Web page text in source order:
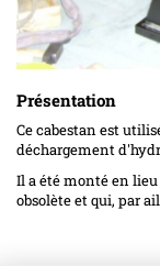
Présentation
Ce cabestan est
déchargement
Il a été monté en
obsolète et qui, par